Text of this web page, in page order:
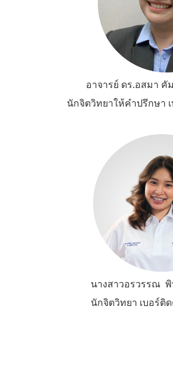
รย์ ดร.อสม
ให้คำปรึกษา เบอร์ติ
รวรรณ พิทยาวรกุ
า เบอร์ติดต่อภาย